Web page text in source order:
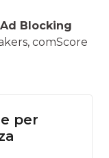
Blocking
comScore
per